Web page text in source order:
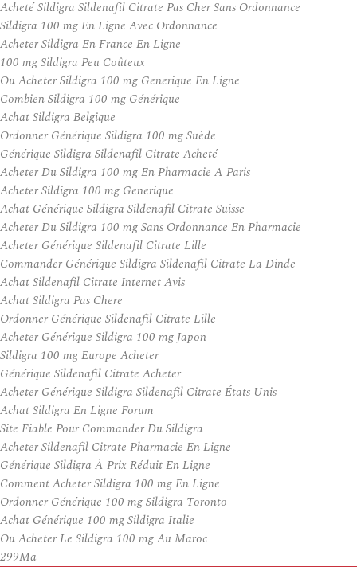
Acheté Sildigra Sildenafil Citrate Pas Cher Sans Ordonnance
Sildigra 100 mg En Ligne Avec Ordonnance
Acheter Sildigra En France En Ligne
100 mg Sildigra Peu Coûteux
Ou Acheter Sildigra 100 mg Generique En Ligne
Combien Sildigra 100 mg Générique
Achat Sildigra Belgique
Ordonner Générique Sildigra 100 mg Suède
Générique Sildigra Sildenafil Citrate Acheté
Acheter Du Sildigra 100 mg En Pharmacie A Paris
Acheter Sildigra 100 mg Generique
Achat Générique Sildigra Sildenafil Citrate Suisse
Acheter Du Sildigra 100 mg Sans Ordonnance En Pharmacie
Acheter Générique Sildenafil Citrate Lille
Commander Générique Sildigra Sildenafil Citrate La Dinde
Achat Sildenafil Citrate Internet Avis
Achat Sildigra Pas Chere
Ordonner Générique Sildenafil Citrate Lille
Acheter Générique Sildigra 100 mg Japon
Sildigra 100 mg Europe Acheter
Générique Sildenafil Citrate Acheter
Acheter Générique Sildigra Sildenafil Citrate États Unis
Achat Sildigra En Ligne Forum
Site Fiable Pour Commander Du Sildigra
Acheter Sildenafil Citrate Pharmacie En Ligne
Générique Sildigra À Prix Réduit En Ligne
Comment Acheter Sildigra 100 mg En Ligne
Ordonner Générique 100 mg Sildigra Toronto
Achat Générique 100 mg Sildigra Italie
Ou Acheter Le Sildigra 100 mg Au Maroc
299Ma